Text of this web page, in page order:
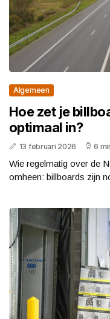
Algemeen
Hoe zet je
optimaal in?
13 februari 2026 6
Wie regelmatig over de
omheen: billboards zijn